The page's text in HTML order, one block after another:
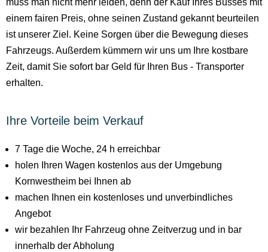
einem fairen Preis, ohne seinen Zustand gekannt beurteilen
ist unserer Ziel. Keine Sorgen über die Bewegung dieses
Fahrzeugs. Außerdem kümmern wir uns um Ihre kostbare
Zeit, damit Sie sofort bar Geld für Ihren Bus - Transporter
erhalten.
Ihre Vorteile beim Verkauf
7 Tage die Woche, 24 h erreichbar
holen Ihren Wagen kostenlos aus der Umgebung
Kornwestheim bei Ihnen ab
machen Ihnen ein kostenloses und unverbindliches
Angebot
wir bezahlen Ihr Fahrzeug ohne Zeitverzug und in bar
innerhalb der Abholung